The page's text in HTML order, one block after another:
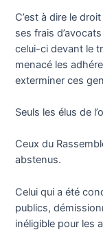
C’est à dire le
ses frais
celui-ci devant le
menacé les
exterminer ces
Seuls les élus de
Ceux du
abstenus.
Celui qui a été
publics,
inéligible pour les